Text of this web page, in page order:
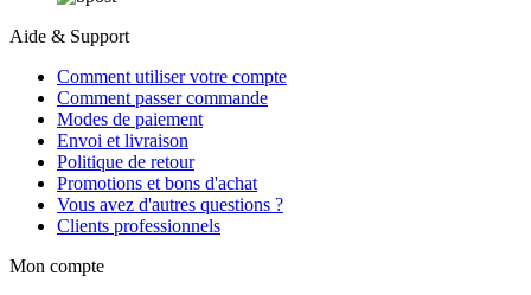
Aide & Support
Comment utiliser votre compte
Comment passer commande
Modes de paiement
Envoi et livraison
Politique de retour
Promotions et bons d'achat
Vous avez d'autres questions ?
Clients professionnels
Mon compte